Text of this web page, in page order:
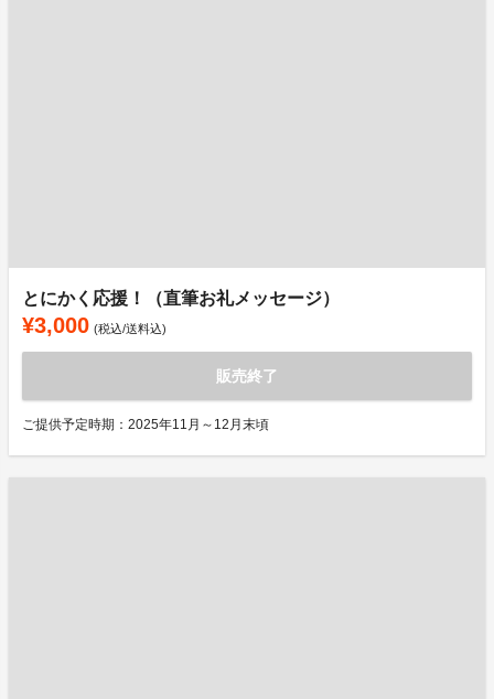
とにかく応援！（直筆お礼メッセージ）
¥3,000 (税込/送料込)
販売終了
ご提供予定時期：2025年11月～12月末頃